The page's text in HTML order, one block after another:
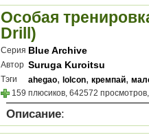
Особая
Drill)
Серия Blue Archive
Автор Suruga Kuroitsu
Тэги ahegao, lolcon, кремпай,
159 плюсиков, 642572
Описание: